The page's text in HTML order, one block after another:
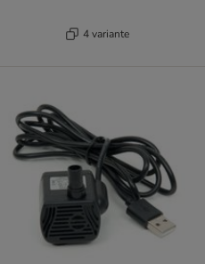
4 variante